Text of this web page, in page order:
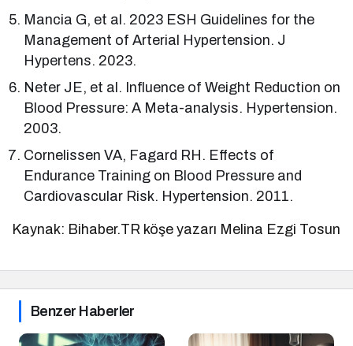
Mancia G, et al. 2023 ESH Guidelines for the
Management of Arterial Hypertension. J
Hypertens. 2023.
Neter JE, et al. Influence of Weight Reduction on
Blood Pressure: A Meta-analysis. Hypertension.
2003.
Cornelissen VA, Fagard RH. Effects of
Endurance Training on Blood Pressure and
Cardiovascular Risk. Hypertension. 2011.
Kaynak: Bihaber.TR köşe yazarı Melina Ezgi Tosun
Benzer Haberler